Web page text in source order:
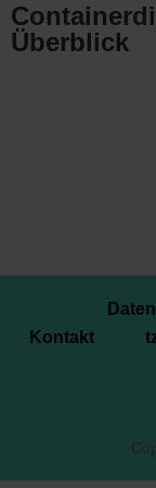
Überblick
Kontakt